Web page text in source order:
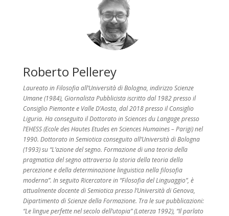
Roberto Pellerey
Laureato in Filosofia all’Università di Bologna, indirizzo Scienze
Umane (1984), Giornalista Pubblicista iscritto dal 1982 presso il
Consiglio Piemonte e Valle D’Aosta, dal 2018 presso il Consiglio
Liguria. Ha conseguito il Dottorato in Sciences du Langage presso
l’EHESS (Ecole des Hautes Etudes en Sciences Humaines – Parigi) nel
1990. Dottorato in Semiotica conseguito all’Università di Bologna
(1993) su “L’azione del segno. Formazione di una teoria della
pragmatica del segno attraverso la storia della teoria della
percezione e della determinazione linguistica nella filosofia
moderna”. In seguito Ricercatore in “Filosofia del Linguaggio”, è
attualmente docente di Semiotica presso l’Università di Genova,
Dipartimento di Scienze della Formazione. Tra le sue pubblicazioni:
“Le lingue perfette nel secolo dell’utopia” (Laterza 1992), “Il parlato